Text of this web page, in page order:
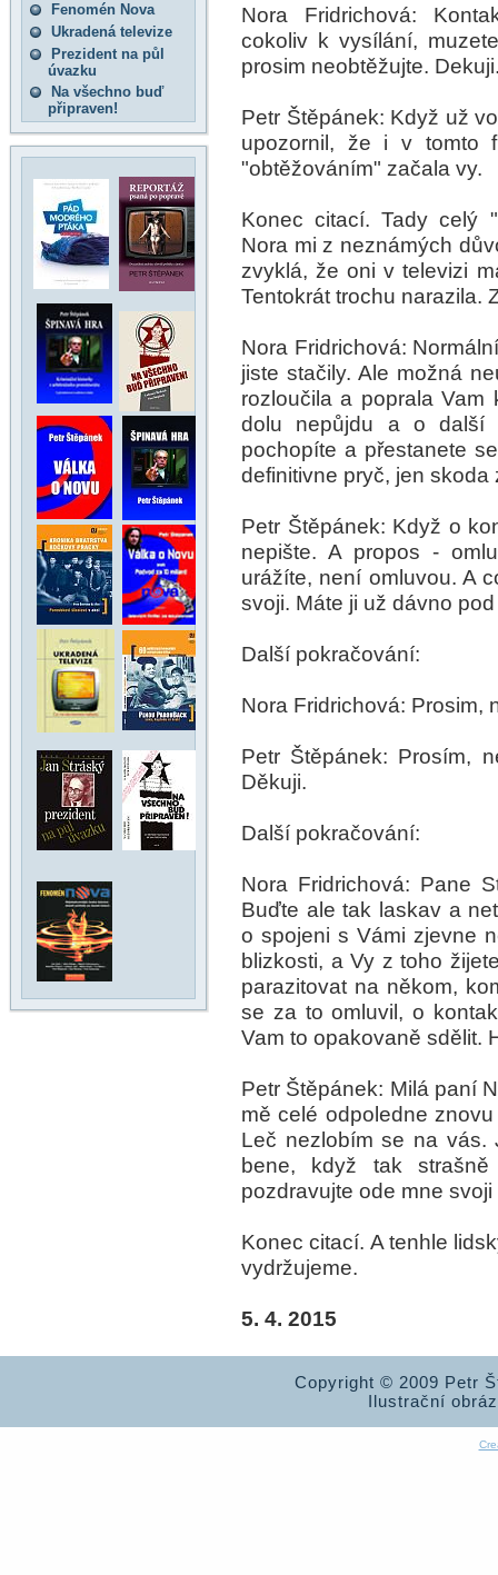
Fenomén Nova
Ukradená televize
Prezident na půl
úvazku
Na všechno buď
připraven!
Nora Fridrichová:
cokoliv k vysílání,
prosim neobtěžujte.
Petr Štěpánek: Když už
upozornil, že i v tomto
"obtěžováním" začala vy.
Konec citací. Tady celý
Nora mi z neznámých
zvyklá, že oni v televizi
Tentokrát trochu narazila.
Nora Fridrichová:
jiste stačily. Ale možná
rozloučila a poprala Vam
dolu nepůjdu a o další
pochopíte a přestanete
definitivne pryč, jen skoda
Petr Štěpánek: Když o
nepište. A propos -
urážíte, není omluvou. A
svoji. Máte ji už dávno
Další pokračování:
Nora Fridrichová: Prosim,
Petr Štěpánek: Prosím,
Děkuji.
Další pokračování:
Nora Fridrichová: Pane
Buďte ale tak laskav a
o spojeni s Vámi zjevne
blizkosti, a Vy z toho
parazitovat na někom,
se za to omluvil, o
Vam to opakovaně sdělit.
Petr Štěpánek: Milá paní
mě celé odpoledne
Leč nezlobím se na vás.
bene, když tak
pozdravujte ode mne
Konec citací. A tenhle
vydržujeme.
5. 4. 2015
Copyright © 2009 Petr
Ilustrační